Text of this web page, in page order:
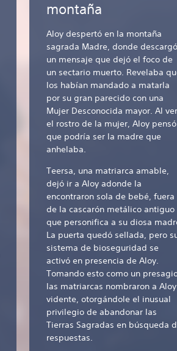
montaña
Aloy despertó en la montaña
sagrada Madre, donde descargó
un mensaje que dejó el foco de
un sectario muerto. Revelaba
los habían mandado a matarla
por su gran parecido con una
Mujer Desconocida mayor. Al ver
el rostro de la mujer, Aloy pensó
que podría ser la madre que
anhelaba.
Teersa, una matriarca amable,
dejó ir a Aloy adonde la
encontraron sola de bebé, fuera
de la cascarón metálico antiguo
que personifica a su diosa
La puerta quedó sellada, pero
sistema de bioseguridad se
activó en presencia de Aloy.
Tomando esto como un
las matriarcas nombraron a Aloy
vidente, otorgándole el inusual
privilegio de abandonar las
Tierras Sagradas en búsqueda
respuestas.